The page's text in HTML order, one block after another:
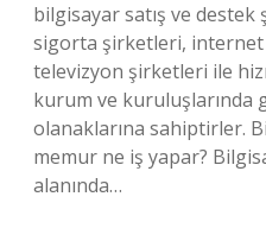
bilgisayar satış ve
sigorta şirketleri, internet
televizyon şirketleri ile
kurum ve kuruluşlarında
olanaklarına sahiptirler.
memur ne iş yapar?
alanında…